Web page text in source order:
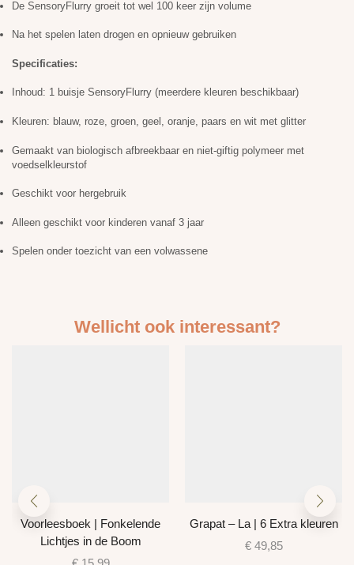
De SensoryFlurry groeit tot wel 100 keer zijn volume
Na het spelen laten drogen en opnieuw gebruiken
Specificaties:
Inhoud: 1 buisje SensoryFlurry (meerdere kleuren beschikbaar)
Kleuren: blauw, roze, groen, geel, oranje, paars en wit met glitter
Gemaakt van biologisch afbreekbaar en niet-giftig polymeer met
voedselkleurstof
Geschikt voor hergebruik
Alleen geschikt voor kinderen vanaf 3 jaar
Spelen onder toezicht van een volwassene
Wellicht ook interessant?
Voorleesboek | Fonkelende
Lichtjes in de Boom
Grapat – La | 6 Extra kleuren
€49,85